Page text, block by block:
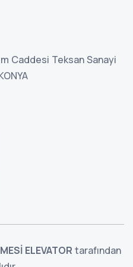
Caddesi Teksan Sanayi
MESİ ELEVATOR tarafından